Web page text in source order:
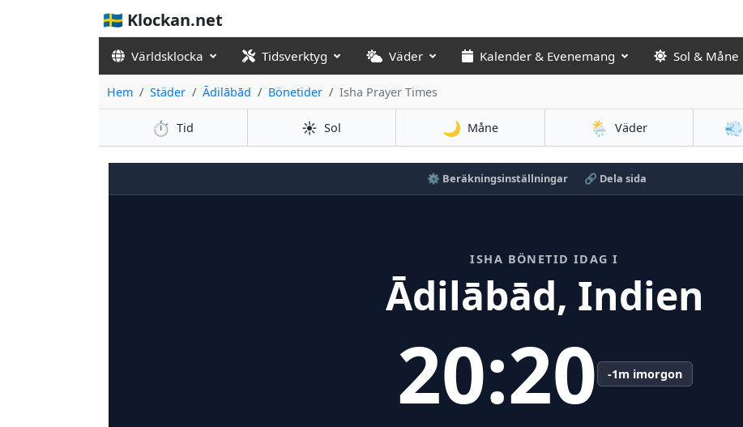
🇸🇪 Klockan.net
Världsklocka Tidsverktyg Väder Kalender & Evenemang Sol & Måne
Hem Städer Ādilābād Bönetider Isha Prayer Times
⏱️ Tid ☀️ Sol 🌙 Måne 🌦️ Väder 💨
⚙️ Beräkningsinställningar 🔗 Dela sida
ISHA BÖNETID IDAG I
Ādilābād, Indien
20:20 -1m imorgon